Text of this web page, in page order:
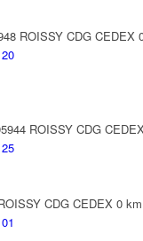
ROISSY CDG CEDEX
ROISSY CDG
CDG CEDEX 0 km